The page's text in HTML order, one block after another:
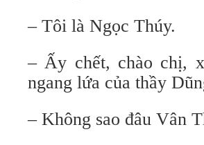
– Tôi là Ngọc Thúy.
– Ấy chết, chào chị,
ngang lứa của thầy
– Không sao đâu Vân